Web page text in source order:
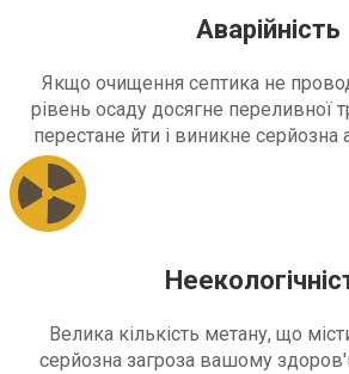
Аварійність
Якщо очищення септика не
рівень осаду досягне переливної
перестане йти і виникне серйозна
Велика кількість метану, що
серйозна загроза вашому